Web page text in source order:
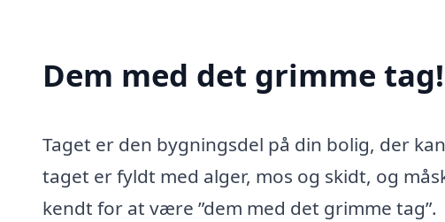
Dem med det grimme tag!
Taget er den bygningsdel på din bolig, der
taget er fyldt med alger, mos og skidt, og
kendt for at være ”dem med det grimme tag”.